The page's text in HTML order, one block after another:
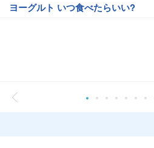
ヨーグルト いつ食べたらいい?